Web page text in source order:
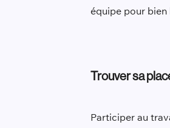
équipe pour
Trouver sa
Participer au